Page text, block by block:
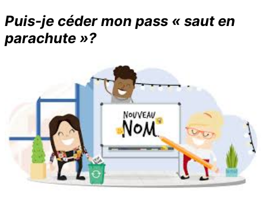
Puis-je céder mon pass « saut en
parachute »?